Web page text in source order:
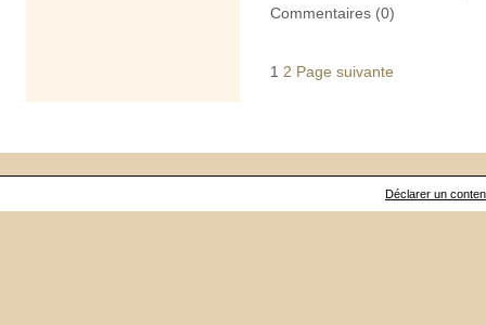
Commentaires (0)
1 2 Page suivante
Déclarer un